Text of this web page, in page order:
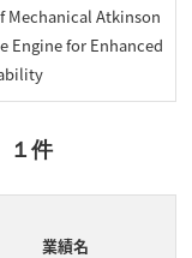
Mechanical Atkinson
Engine for Enhanced
１件
業績名